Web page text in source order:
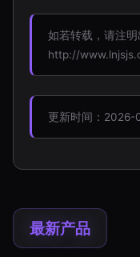
如若转载，请注明
http://
更新时间：
最新产品